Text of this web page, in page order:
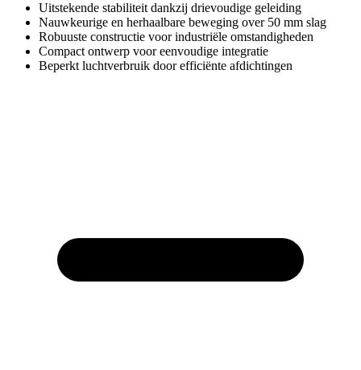
Uitstekende stabiliteit dankzij drievoudige geleiding
Nauwkeurige en herhaalbare beweging over 50 mm slag
Robuuste constructie voor industriële omstandigheden
Compact ontwerp voor eenvoudige integratie
Beperkt luchtverbruik door efficiënte afdichtingen